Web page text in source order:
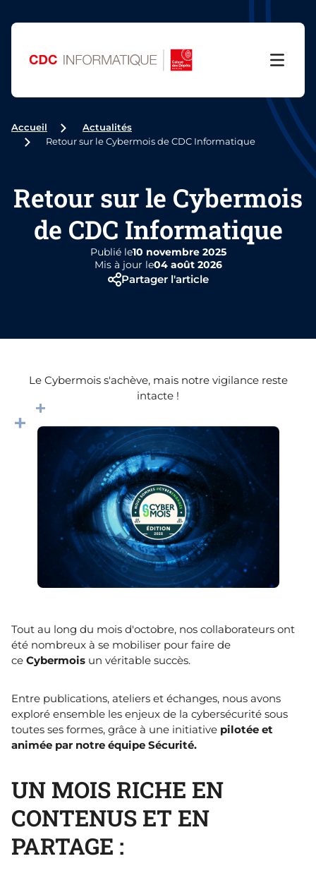
Accueil
Actualités
Retour sur le Cybermois de CDC Informatique
Retour sur le Cybermois
de CDC Informatique
Publié le10 novembre 2025
Mis à jour le04 août 2026
Partager l'article
Le Cybermois s'achève, mais notre vigilance reste
intacte !
Tout au long du mois d'octobre, nos collaborateurs ont
été nombreux à se mobiliser pour faire de
ce Cybermois un véritable succès.
Entre publications, ateliers et échanges, nous avons
exploré ensemble les enjeux de la cybersécurité sous
toutes ses formes, grâce à une initiative pilotée et
animée par notre équipe Sécurité.
UN MOIS RICHE EN
CONTENUS ET EN
PARTAGE :